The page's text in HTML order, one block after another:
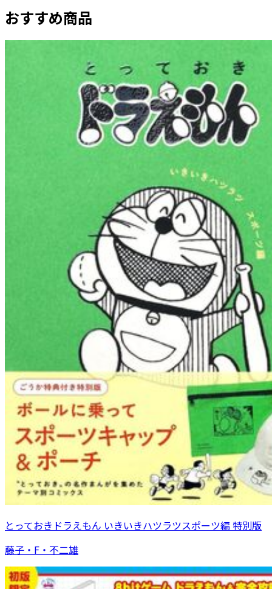
おすすめ商品
とっておきドラえもん いきいきハツラツスポーツ編 特別版
藤子・F・不二雄